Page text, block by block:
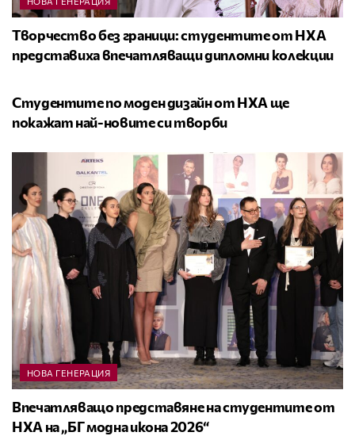
Творчество без граници: студентите от НХА
представиха впечатляващи дипломни колекции
Студентите по моден дизайн от НХА ще
покажат най-новите си творби
НОВА ГЕНЕРАЦИЯ
Впечатляващо представяне на студентите от
НХА на „БГ модна икона 2026“